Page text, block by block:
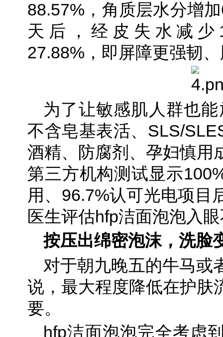
88.57%，角质层水分增
天后，经皮失水减少
27.88%，即屏障更强韧
为了让敏感肌人群也
不含皂基表活、SLS/
酒精、防腐剂、孕妇慎用
第三方机构测试显示
用、96.7%认可光电项目
医生评估hfp洁面泡泡入
按压出绵密泡沫，洗脸
对于朝九晚五的牛马或
说，最大程度降低在护肤
要。
hfp洁面泡泡完全考虑